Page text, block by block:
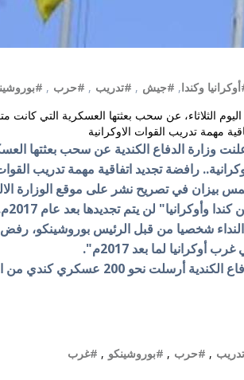
وكندا, #جيش , #تدريب , #حرب ,
الثلاثاء، عن سحب بعثتها العسكرية التي كانت
مهمة تدريب القوات الاوكرانية
وزارة الدفاع الكندية عن سحب بعثتها
رافضة تجديد اتفاقية مهمة تدريب القوات
بيزان في تصريح نشر على موقع الوزارة
وأوكرانيا" لن يتم تجديدها بعد عام 2017م.
شخصيا من قبل الرئيس بوروشينكو، رفض
لما بعد 2017م".
الجدير ذكره أن وزارة الدفاع
, #حرب , #بوروشينكو , #غرب